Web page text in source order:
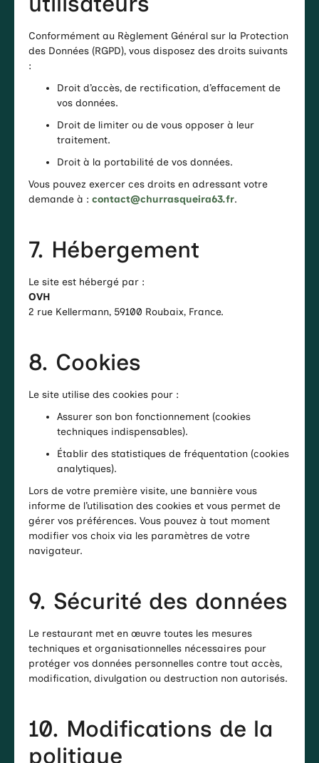
Conformément au Règlement Général sur la Protection
des Données (RGPD), vous disposez des droits suivants
:
Droit d’accès, de rectification, d’effacement de
vos données.
Droit de limiter ou de vous opposer à leur
traitement.
Droit à la portabilité de vos données.
Vous pouvez exercer ces droits en adressant votre
demande à : contact@churrasqueira63.fr.
7. Hébergement
Le site est hébergé par :
OVH
2 rue Kellermann, 59100 Roubaix, France.
8. Cookies
Le site utilise des cookies pour :
Assurer son bon fonctionnement (cookies
techniques indispensables).
Établir des statistiques de fréquentation (cookies
analytiques).
Lors de votre première visite, une bannière vous
informe de l’utilisation des cookies et vous permet de
gérer vos préférences. Vous pouvez à tout moment
modifier vos choix via les paramètres de votre
navigateur.
9. Sécurité des données
Le restaurant met en œuvre toutes les mesures
techniques et organisationnelles nécessaires pour
protéger vos données personnelles contre tout accès,
modification, divulgation ou destruction non autorisés.
10. Modifications de la
politique